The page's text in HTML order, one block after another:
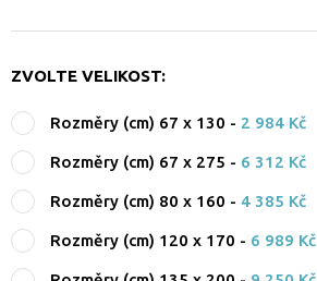
ZVOLTE VELIKOST:
Rozměry (cm) 67 x 130 - 2 984 Kč
Rozměry (cm) 67 x 275 - 6 312 Kč
Rozměry (cm) 80 x 160 - 4 385 Kč
Rozměry (cm) 120 x 170 - 6 989 Kč